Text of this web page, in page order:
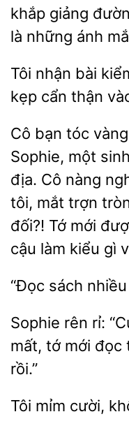
khắp giảng
những ánh
Tôi bài
cẩn thận
Cô bạn tóc
Sophie, một
địa. Cô nàng
tôi, mắt trợn
đối?! Tớ mới
cậu làm kiểu gì
sách
rên rỉ:
mất, tớ mới đọc
rồi.”
Tôi mỉm cười,